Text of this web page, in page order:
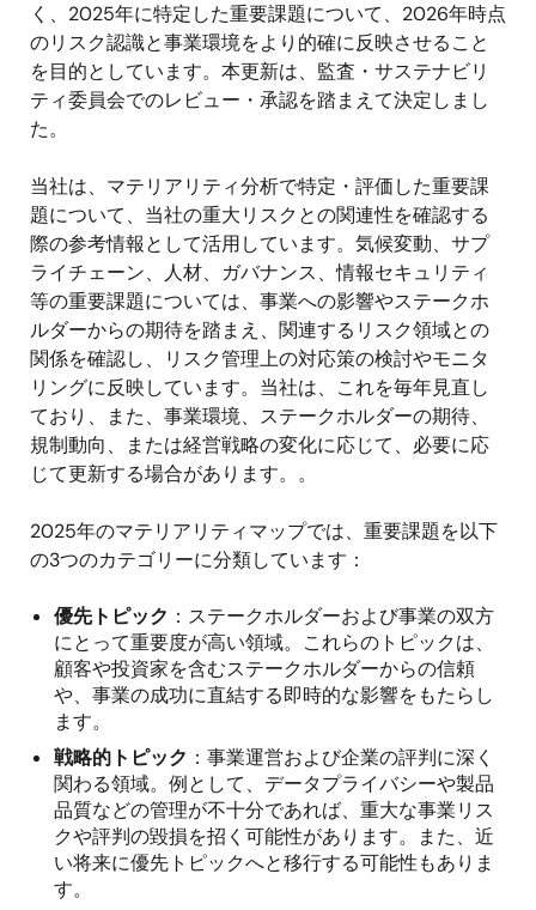
く、2025年に特定した重要課題について、2026年時点
のリスク認識と事業環境をより的確に反映させること
を目的としています。本更新は、監査・サステナビリ
ティ委員会でのレビュー・承認を踏まえて決定しまし
た。
当社は、マテリアリティ分析で特定・評価した重要課
題について、当社の重大リスクとの関連性を確認する
際の参考情報として活用しています。気候変動、サプ
ライチェーン、人材、ガバナンス、情報セキュリティ
等の重要課題については、事業への影響やステークホ
ルダーからの期待を踏まえ、関連するリスク領域との
関係を確認し、リスク管理上の対応策の検討やモニタ
リングに反映しています。当社は、これを毎年見直し
ており、また、事業環境、ステークホルダーの期待、
規制動向、または経営戦略の変化に応じて、必要に応
じて更新する場合があります。。
2025年のマテリアリティマップでは、重要課題を以下
の3つのカテゴリーに分類しています：
優先トピック ：ステークホルダーおよび事業の双方
にとって重要度が高い領域。これらのトピックは、
顧客や投資家を含むステークホルダーからの信頼
や、事業の成功に直結する即時的な影響をもたらし
ます。
戦略的トピック ：事業運営および企業の評判に深く
関わる領域。例として、データプライバシーや製品
品質などの管理が不十分であれば、重大な事業リス
クや評判の毀損を招く可能性があります。また、近
い将来に優先トピックへと移行する可能性もありま
す。